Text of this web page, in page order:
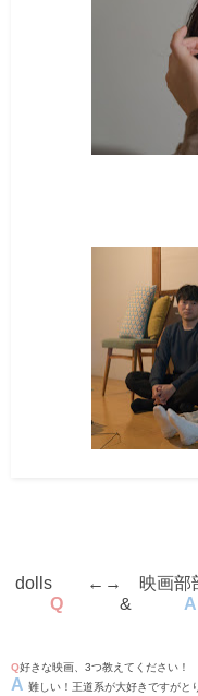
dolls ←→ 映画部部
Q
& A
Q好きな映画、 3つ教えてください！
A 難しい！王道系が大好きですがと